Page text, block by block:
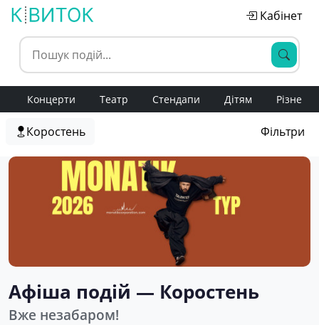
Кабінет
Концерти Театр Стендапи Дітям Різне
Коростень Фільтри
Афіша подій — Коростень
Вже незабаром!